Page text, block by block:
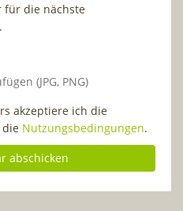
für die nächste
(JPG, PNG)
akzeptiere ich die
Nutzungsbedingungen.